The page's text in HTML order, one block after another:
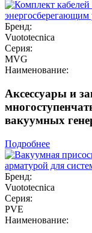
Бренд:
Vuototecnica
Серия:
MVG
Наименование:
Аксессуары и
вакуумных
Подробнее
Бренд:
Vuototecnica
Серия:
PVE
Наименование: